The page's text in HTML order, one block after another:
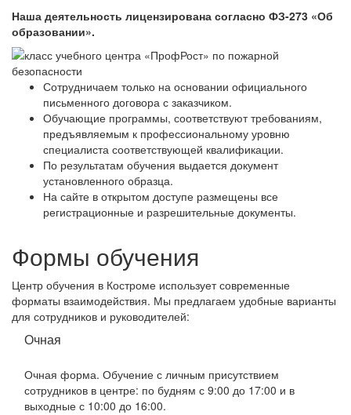
Наша деятельность лицензирована согласно ФЗ-273 «Об
образовании».
Сотрудничаем только на основании официального
письменного договора с заказчиком.
Обучающие программы, соответствуют требованиям,
предъявляемым к профессиональному уровню
специалиста соответствующей квалификации.
По результатам обучения выдается документ
установленного образца.
На сайте в открытом доступе размещены все
регистрационные и разрешительные документы.
Формы обучения
Центр обучения в Костроме использует современные
форматы взаимодействия. Мы предлагаем удобные варианты
для сотрудников и руководителей:
Очная
Очная форма. Обучение с личным присутствием
сотрудников в центре: по будням с 9:00 до 17:00 и в
выходные с 10:00 до 16:00.